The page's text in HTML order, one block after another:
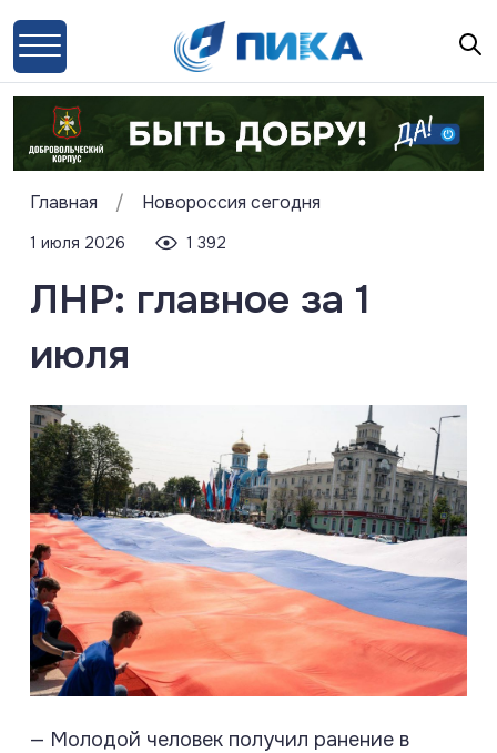
Главная / Новороссия сегодня
1 июля 2026 1 392
ЛНР: главное за 1
июля
— Молодой человек получил ранение в